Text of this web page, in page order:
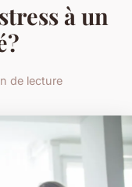
à un
de lecture